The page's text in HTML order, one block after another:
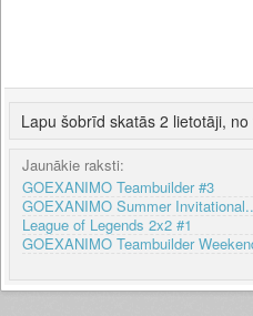
Lapu šobrīd skatās 2 lietotāji,
Jaunākie raksti:
GOEXANIMO Teambuilder #3
GOEXANIMO Summer
League of Legends 2x2 #1
GOEXANIMO Teambuilder